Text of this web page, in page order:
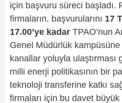
için başvuru süreci başladı.
firmaların, başvurularını 17
17.00’ye kadar TPAO’nun
Genel Müdürlük
kanallar yoluyla ulaştırması
milli enerji politikasının bir
teknoloji transferine katkı
firmaları için bu davet büyük